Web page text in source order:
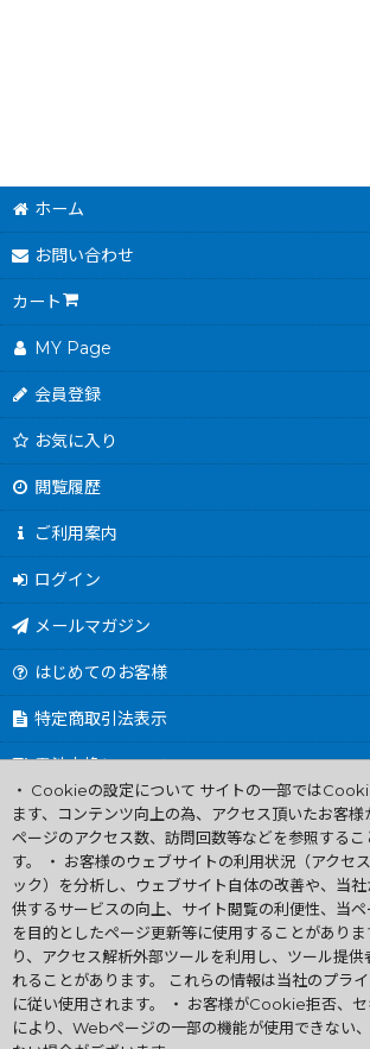
ホーム
お問い合わせ
カート
MY Page
会員登録
お気に入り
閲覧履歴
ご利用案内
ログイン
メールマガジン
はじめてのお客様
特定商取引法表示
電池交換について
商品カテゴリ一覧
Worldwide Shipping Guide
ファミコン買取通販 中古 ディスクシステム 販
ゲーム買取 .電池交換
Copyright (C) 2007 ファミコン お
Reserved.
許可無く当サイトの画像、文章、無断転
・ Cookieの設定について サイトの一部では
ます、コンテンツ向上の為、アクセス頂いたお客
ページのアクセス数、訪問回数等などを参照するこ
す。 ・ お客様のウェブサイトの利用状況（アクセ
ック）を分析し、ウェブサイト自体の改善や、当
供するサービスの向上、サイト閲覧の利便性、当
を目的としたページ更新等に使用することがあり
り、アクセス解析外部ツールを利用し、ツール提供
れることがあります。 これらの情報は当社のプラ
に従い使用されます。 ・ お客様がCookie拒否、
により、Webページの一部の機能が使用できない